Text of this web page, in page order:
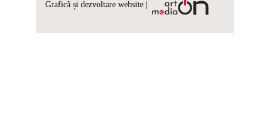
Graficã și dezvoltare website |